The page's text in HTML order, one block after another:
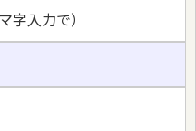
字入力で）